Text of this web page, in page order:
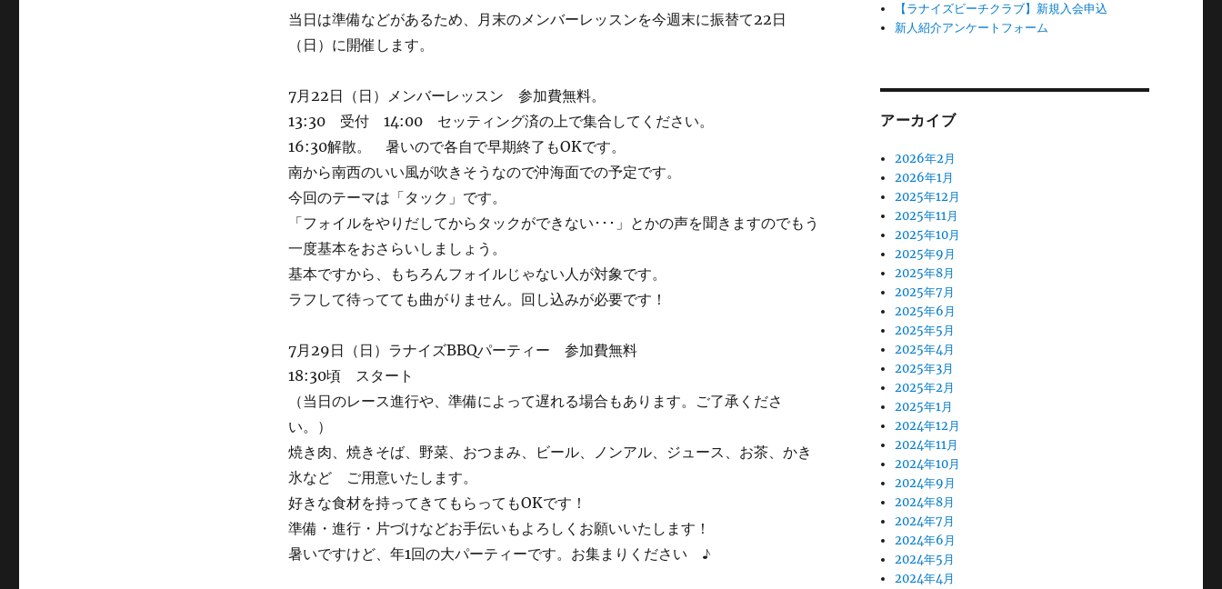
当日は準備などがあるため、月末のメンバーレッスンを今週末に振替て22日
（日）に開催します。
7月22日（日）メンバーレッスン 参加費無料。
13:30 受付 14:00 セッティング済の上で集合してください。
16:30解散。 暑いので各自で早期終了もOKです。
南から南西のいい風が吹きそうなので沖海面での予定です。
今回のテーマは「タック」です。
「フォイルをやりだしてからタックができない･･･」とかの声を聞きますのでもう
一度基本をおさらいしましょう。
基本ですから、もちろんフォイルじゃない人が対象です。
ラフして待ってても曲がりません。回し込みが必要です！
7月29日（日）ラナイズBBQパーティー 参加費無料
18:30頃 スタート
（当日のレース進行や、準備によって遅れる場合もあります。ご了承くださ
い。）
焼き肉、焼きそば、野菜、おつまみ、ビール、ノンアル、ジュース、お茶、かき
氷など ご用意いたします。
好きな食材を持ってきてもらってもOKです！
準備・進行・片づけなどお手伝いもよろしくお願いいたします！
暑いですけど、年1回の大パーティーです。お集まりください ♪
【ラナイズビーチクラブ】新規入会申込
新人紹介アンケートフォーム
アーカイブ
2026年2月
2026年1月
2025年12月
2025年11月
2025年10月
2025年9月
2025年8月
2025年7月
2025年6月
2025年5月
2025年4月
2025年3月
2025年2月
2025年1月
2024年12月
2024年11月
2024年10月
2024年9月
2024年8月
2024年7月
2024年6月
2024年5月
2024年4月